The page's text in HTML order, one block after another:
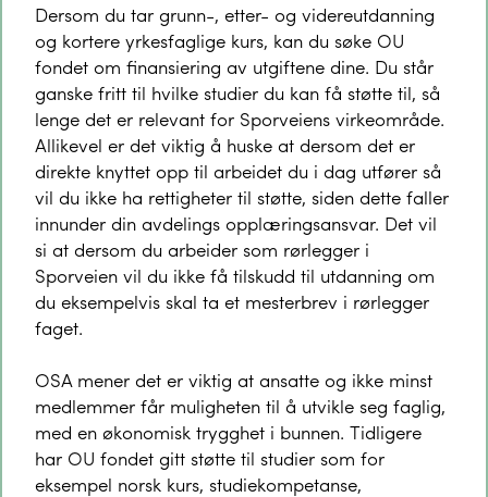
Dersom du tar grunn-, etter- og videreutdanning
og kortere yrkesfaglige kurs, kan du søke OU
fondet om finansiering av utgiftene dine. Du står
ganske fritt til hvilke studier du kan få støtte til, så
lenge det er relevant for Sporveiens virkeområde.
Allikevel er det viktig å huske at dersom det er
direkte knyttet opp til arbeidet du i dag utfører så
vil du ikke ha rettigheter til støtte, siden dette faller
innunder din avdelings opplæringsansvar. Det vil
si at dersom du arbeider som rørlegger i
Sporveien vil du ikke få tilskudd til utdanning om
du eksempelvis skal ta et mesterbrev i rørlegger
faget.
OSA mener det er viktig at ansatte og ikke minst
medlemmer får muligheten til å utvikle seg faglig,
med en økonomisk trygghet i bunnen. Tidligere
har OU fondet gitt støtte til studier som for
eksempel norsk kurs, studiekompetanse,